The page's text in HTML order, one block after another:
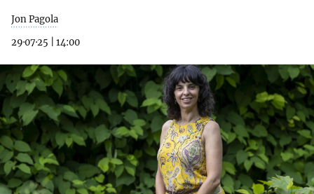
Jon Pagola
29·07·25
14:00